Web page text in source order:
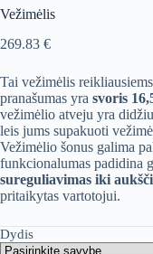
Vežimėlis
269.83 €
Tai vežimėlis
pranašumas yra svoris
vežimėlio atveju yra
leis jums supakuoti
Vežimėlio šonus galima
funkcionalumas padidina
sureguliavimas iki
pritaikytas vartotojui.
Dydis